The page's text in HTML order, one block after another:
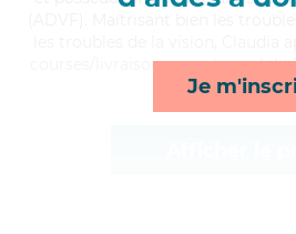
Je
courses/livraison, rappels,